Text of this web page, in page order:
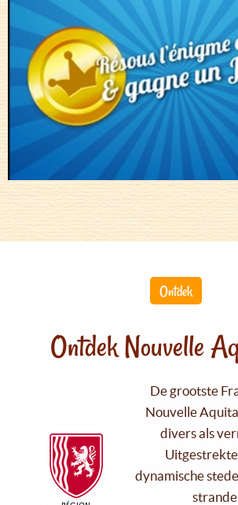
Ontdek
Ontdek Nouvelle
De grootste
Nouvelle
divers als
dynamische